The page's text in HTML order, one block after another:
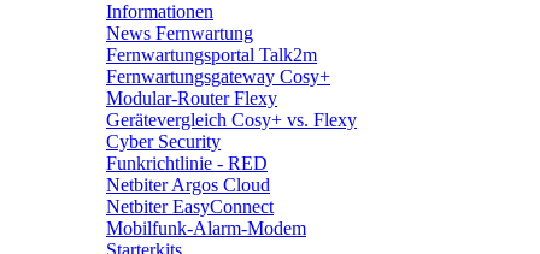
Informationen
News Fernwartung
Fernwartungsportal Talk2m
Fernwartungsgateway Cosy+
Modular-Router Flexy
Gerätevergleich Cosy+ vs. Flexy
Cyber Security
Funkrichtlinie - RED
Netbiter Argos Cloud
Netbiter EasyConnect
Mobilfunk-Alarm-Modem
Starterkits